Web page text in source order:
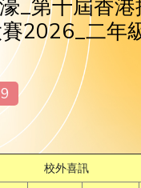
_第十屆香
2026_二年
校外喜訊